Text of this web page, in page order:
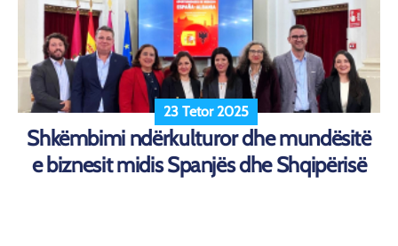
23 Tetor 2025
Shkëmbimi ndërkulturor dhe mundësitë
e biznesit midis Spanjës dhe Shqipërisë